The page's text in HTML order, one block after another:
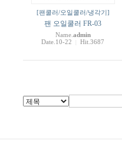
[팬쿨러/오일쿨러/냉각기]
팬 오일쿨러 FR-03
Name. admin
Date.10-22
Hit.3687